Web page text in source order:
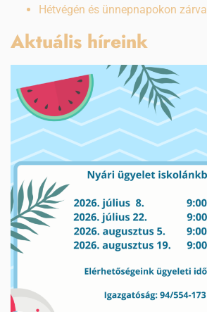
Hétvégén és ünnepnapokon zárva
Aktuális híreink